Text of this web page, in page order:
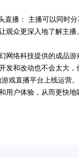
直播： 主播可以同时
观众更深入地了解主播
网络科技提供的成品游
发和改动也不会太大，
戏直播平台上线运营
用户体验，从而更快地